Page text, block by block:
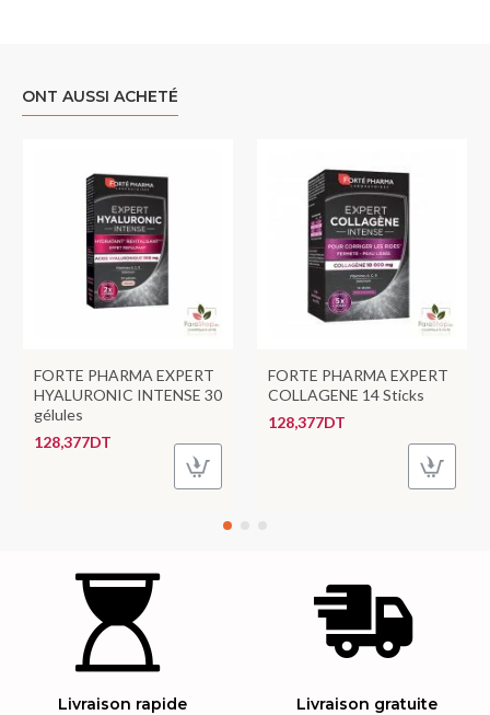
ONT AUSSI ACHETÉ
FORTE PHARMA EXPERT
HYALURONIC INTENSE 30
gélules
128,377DT
FORTE PHARMA EXPERT
COLLAGENE 14 Sticks
128,377DT
Livraison rapide Livraison gratuite